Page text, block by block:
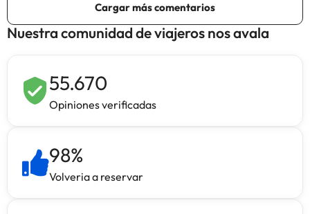
Nuestra comunidad de viajeros nos avala
55.670
Opiniones verificadas
98%
Volveria a reservar